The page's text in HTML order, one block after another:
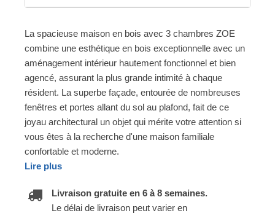
La spacieuse maison en bois avec 3 chambres ZOE
combine une esthétique en bois exceptionnelle avec un
aménagement intérieur hautement fonctionnel et bien
agencé, assurant la plus grande intimité à chaque
résident. La superbe façade, entourée de nombreuses
fenêtres et portes allant du sol au plafond, fait de ce
joyau architectural un objet qui mérite votre attention si
vous êtes à la recherche d'une maison familiale
confortable et moderne.
Lire plus
Livraison gratuite en 6 à 8 semaines.
Le délai de livraison peut varier en